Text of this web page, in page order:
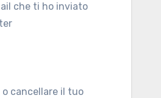
che ti ho inviato
cancellare il tuo